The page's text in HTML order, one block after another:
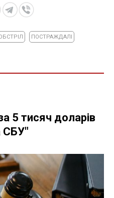
ПОСТРАЖДАЛІ
5 тисяч доларів
СБУ"